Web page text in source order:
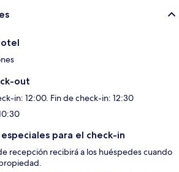
out
in: 12:00. Fin de check-in: 12:30
para el check-in
recepción recibirá a los huéspedes cuando